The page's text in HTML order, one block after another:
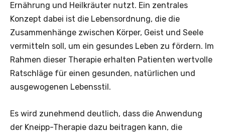
Ernährung und Heilkräuter nutzt. Ein zentrales
Konzept dabei ist die Lebensordnung, die die
Zusammenhänge zwischen Körper, Geist und Seele
vermitteln soll, um ein gesundes Leben zu fördern. Im
Rahmen dieser Therapie erhalten Patienten wertvolle
Ratschläge für einen gesunden, natürlichen und
ausgewogenen Lebensstil.
Es wird zunehmend deutlich, dass die Anwendung
der Kneipp-Therapie dazu beitragen kann, die